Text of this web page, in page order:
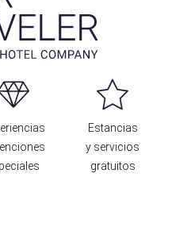
Estancias
y servicios
gratuitos